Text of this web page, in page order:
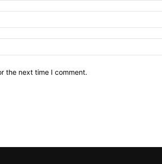
the next time I comment.